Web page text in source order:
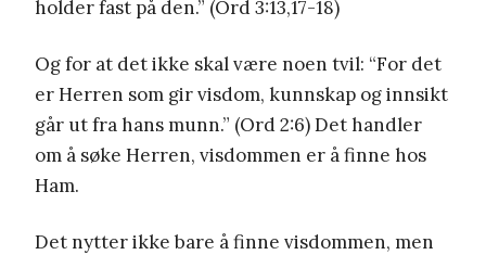
holder fast på den.” (Ord 3:13,17-18)
Og for at det ikke skal være noen tvil: “For det
er Herren som gir visdom, kunnskap og innsikt
går ut fra hans munn.” (Ord 2:6) Det handler
om å søke Herren, visdommen er å finne hos
Ham.
Det nytter ikke bare å finne visdommen, men